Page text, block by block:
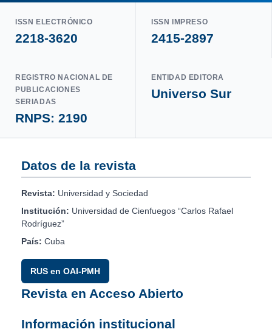
ISSN ELECTRÓNICO
2218-3620
ISSN IMPRESO
2415-2897
REGISTRO NACIONAL DE
PUBLICACIONES
SERIADAS
RNPS: 2190
ENTIDAD EDITORA
Universo Sur
Datos de la revista
Revista: Universidad y Sociedad
Institución: Universidad de Cienfuegos “Carlos Rafael
Rodríguez”
País: Cuba
RUS en OAI-PMH
Revista en Acceso Abierto
Información institucional